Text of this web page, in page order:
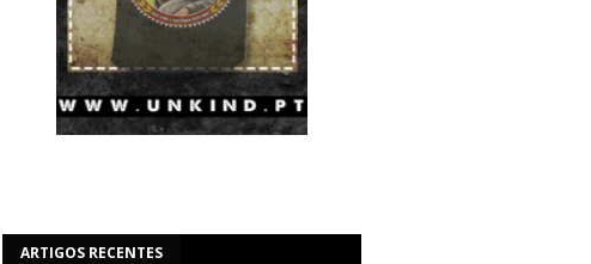
ARTIGOS RECENTES